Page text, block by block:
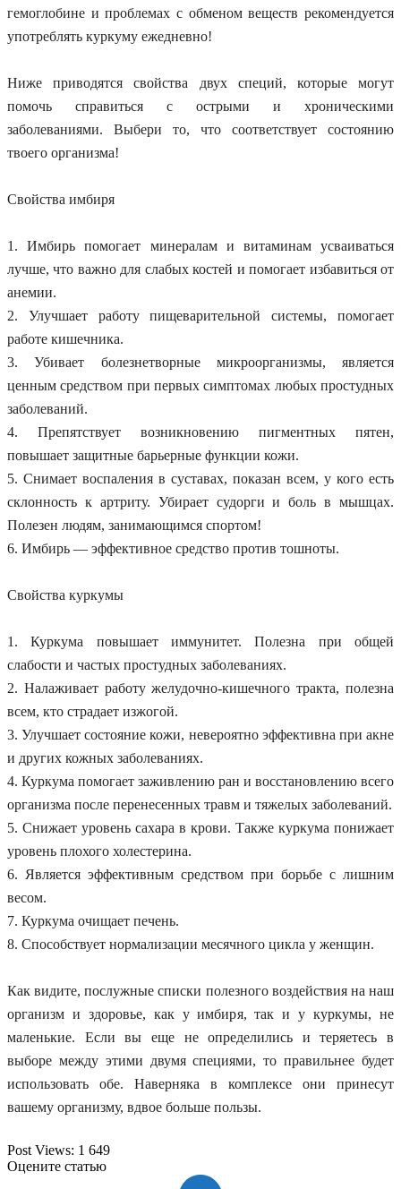
гемоглобине и проблемах с обменом веществ рекомендуется
употреблять куркуму ежедневно!
Ниже приводятся свойства двух специй, которые могут
помочь справиться с острыми и хроническими
заболеваниями. Выбери то, что соответствует состоянию
твоего организма!
Свойства имбиря
1. Имбирь помогает минералам и витаминам усваиваться
лучше, что важно для слабых костей и помогает избавиться от
анемии.
2. Улучшает работу пищеварительной системы, помогает
работе кишечника.
3. Убивает болезнетворные микроорганизмы, является
ценным средством при первых симптомах любых простудных
заболеваний.
4. Препятствует возникновению пигментных пятен,
повышает защитные барьерные функции кожи.
5. Снимает воспаления в суставах, показан всем, у кого есть
склонность к артриту. Убирает судорги и боль в мышцах.
Полезен людям, занимающимся спортом!
6. Имбирь — эффективное средство против тошноты.
Свойства куркумы
1. Куркума повышает иммунитет. Полезна при общей
слабости и частых простудных заболеваниях.
2. Налаживает работу желудочно-кишечного тракта, полезна
всем, кто страдает изжогой.
3. Улучшает состояние кожи, невероятно эффективна при акне
и других кожных заболеваниях.
4. Куркума помогает заживлению ран и восстановлению всего
организма после перенесенных травм и тяжелых заболеваний.
5. Снижает уровень сахара в крови. Также куркума понижает
уровень плохого холестерина.
6. Является эффективным средством при борьбе с лишним
весом.
7. Куркума очищает печень.
8. Способствует нормализации месячного цикла у женщин.
Как видите, послужные списки полезного воздействия на наш
организм и здоровье, как у имбиря, так и у куркумы, не
маленькие. Если вы еще не определились и теряетесь в
выборе между этими двумя специями, то правильнее будет
использовать обе. Наверняка в комплексе они принесут
вашему организму, вдвое больше пользы.
Post Views: 1 649
Оцените статью